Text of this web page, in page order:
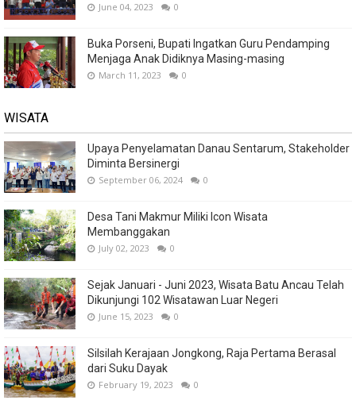
June 04, 2023 0
Buka Porseni, Bupati Ingatkan Guru Pendamping
Menjaga Anak Didiknya Masing-masing
March 11, 2023 0
WISATA
Upaya Penyelamatan Danau Sentarum, Stakeholder
Diminta Bersinergi
September 06, 2024 0
Desa Tani Makmur Miliki Icon Wisata
Membanggakan
July 02, 2023 0
Sejak Januari - Juni 2023, Wisata Batu Ancau Telah
Dikunjungi 102 Wisatawan Luar Negeri
June 15, 2023 0
Silsilah Kerajaan Jongkong, Raja Pertama Berasal
dari Suku Dayak
February 19, 2023 0